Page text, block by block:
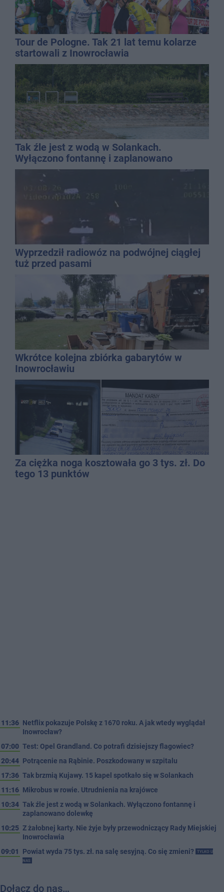
Tour de Pologne. Tak 21 lat temu kolarze
startowali z Inowrocławia
Tak źle jest z wodą w Solankach.
Wyłączono fontannę i zaplanowano
dolewkę
Wyprzedził radiowóz na podwójnej ciągłej
tuż przed pasami
Wkrótce kolejna zbiórka gabarytów w
Inowrocławiu
Za ciężka noga kosztowała go 3 tys. zł. Do
tego 13 punktów
11:36 Netflix pokazuje Polskę z 1670 roku. A jak wtedy wyglądał
Inowrocław?
07:00 Test: Opel Grandland. Co potrafi dzisiejszy flagowiec?
20:44 Potrącenie na Rąbinie. Poszkodowany w szpitalu
17:36 Tak brzmią Kujawy. 15 kapel spotkało się w Solankach
11:16 Mikrobus w rowie. Utrudnienia na krajówce
10:34 Tak źle jest z wodą w Solankach. Wyłączono fontannę i
zaplanowano dolewkę
10:25 Z żałobnej karty. Nie żyje były przewodniczący Rady Miejskiej
Inowrocławia
09:01
Powiat wyda 75 tys. zł. na salę sesyjną. Co się zmieni?
TYLKO U
NAS
Dołącz do nas…